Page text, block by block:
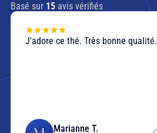
Basé sur 15avis vérifiés
J'adore ce thé. Très bonne qualité.
Marianne T.